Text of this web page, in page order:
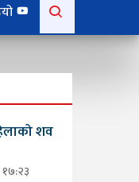
for:
शव
१७:२३